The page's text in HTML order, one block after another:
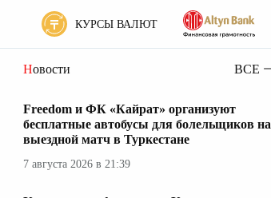
КУРСЫ ВАЛЮТ
Новости ВСЕ
Freedom и ФК «Кайрат» организуют
бесплатные автобусы для болельщиков на
выездной матч в Туркестане
7 августа 2026 в 21:39